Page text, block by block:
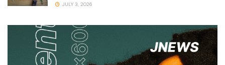
JULY 3, 2026